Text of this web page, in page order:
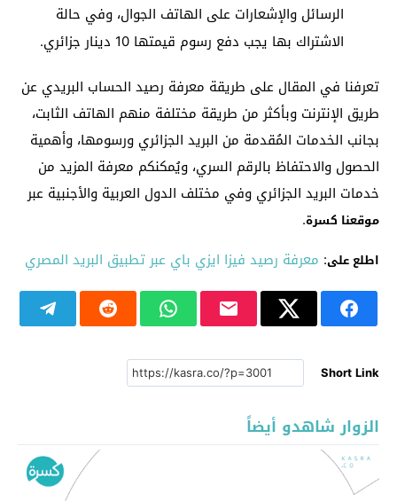
الرسائل والإشعارات على الهاتف الجوال، وفي حالة
الاشتراك بها يجب دفع رسوم قيمتها 10 دينار جزائري.
تعرفنا في المقال على طريقة معرفة رصيد الحساب البريدي عن
طريق الإنترنت وبأكثر من طريقة مختلفة منهم الهاتف الثابت،
بجانب الخدمات المُقدمة من البريد الجزائري ورسومها، وأهمية
الحصول والاحتفاظ بالرقم السري، ويُمكنكم معرفة المزيد من
خدمات البريد الجزائري وفي مختلف الدول العربية والأجنبية عبر
موقعنا كسرة.
اطلع على: معرفة رصيد فيزا ايزي باي عبر تطبيق البريد المصري
Short Link
الزوار شاهدو أيضاً